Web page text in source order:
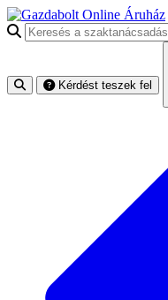
Keresés a szaktanácsadásban
Kérdést teszek fel